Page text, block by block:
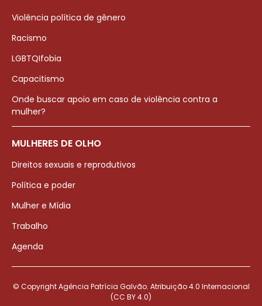
Violência política de gênero
Racismo
LGBTQIfobia
Capacitismo
Onde buscar apoio em caso de violência contra a
mulher?
MULHERES DE OLHO
Direitos sexuais e reprodutivos
Política e poder
Mulher e Mídia
Trabalho
Agenda
© Copyright Agência Patrícia Galvão. Atribuição 4.0 Internacional
(CC BY 4.0)